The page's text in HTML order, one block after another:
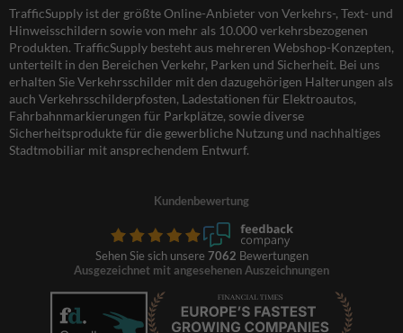
TrafficSupply ist der größte Online-Anbieter von Verkehrs-, Text- und
Hinweisschildern sowie von mehr als 10.000 verkehrsbezogenen
Produkten. TrafficSupply besteht aus mehreren Webshop-Konzepten,
unterteilt in den Bereichen Verkehr, Parken und Sicherheit. Bei uns
erhalten Sie Verkehrsschilder mit den dazugehörigen Halterungen als
auch Verkehrsschilderpfosten, Ladestationen für Elektroautos,
Fahrbahnmarkierungen für Parkplätze, sowie diverse
Sicherheitsprodukte für die gewerbliche Nutzung und nachhaltiges
Stadtmobiliar mit ansprechendem Entwurf.
Kundenbewertung
Sehen Sie sich unsere 7062 Bewertungen
Ausgezeichnet mit angesehenen Auszeichnungen